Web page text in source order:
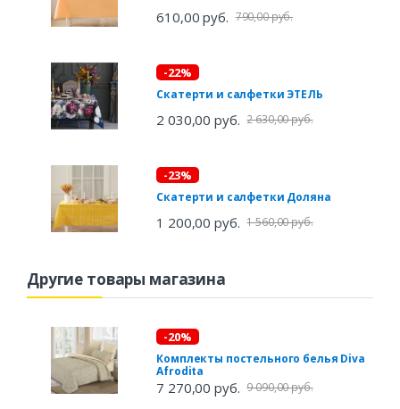
610,00 руб. 790,00 руб.
-22%
Скатерти и салфетки ЭТЕЛЬ
2 030,00 руб. 2 630,00 руб.
-23%
Скатерти и салфетки Доляна
1 200,00 руб. 1 560,00 руб.
Другие товары магазина
-20%
Комплекты постельного белья Diva
Afrodita
7 270,00 руб. 9 090,00 руб.